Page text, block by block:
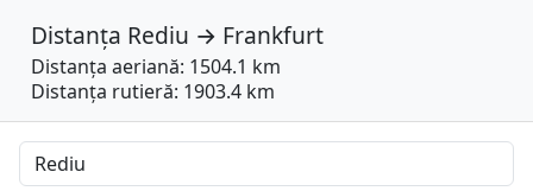
Distanța Rediu → Frankfurt
Distanța aeriană: 1504.1 km
Distanța rutieră: 1903.4 km